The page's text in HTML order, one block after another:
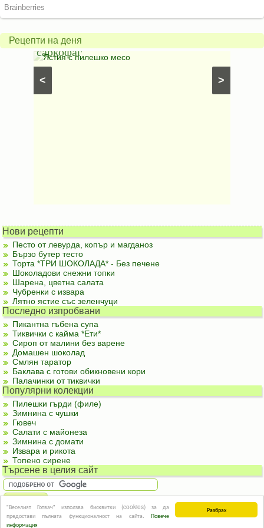
Разбрах
"Веселият Готвач" използва бисквитки (cookies) за да
предостави пълната функционалност на сайта. Повече
информация
Рецепти на деня
>
<
Печено
пиле
в
саркофаг
Ястия с пилешко месо
Нови рецепти
Песто от левурда, копър и магданоз
Бързо бутер тесто
Торта *ТРИ ШОКОЛАДА* - Без печене
Шоколадови снежни топки
Шарена, цветна салата
Чубренки с извара
Лятно ястие със зеленчуци
Последно изпробвани
Пикантна гъбена супа
Тиквички с кайма *Ети*
Сироп от малини без варене
Домашен шоколад
Смлян таратор
Баклава с готови обикновени кори
Палачинки от тиквички
Популярни колекции
Пилешки гърди (филе)
Зимнина с чушки
Гювеч
Салати с майонеза
Зимнина с домати
Извара и рикота
Топено сирене
Търсене в целия сайт
За реклама| За контакти|Подкрепете ни | Правила и условия|
информация
© Информацията в този сайт или части от нея не могат да бъдат използвани без